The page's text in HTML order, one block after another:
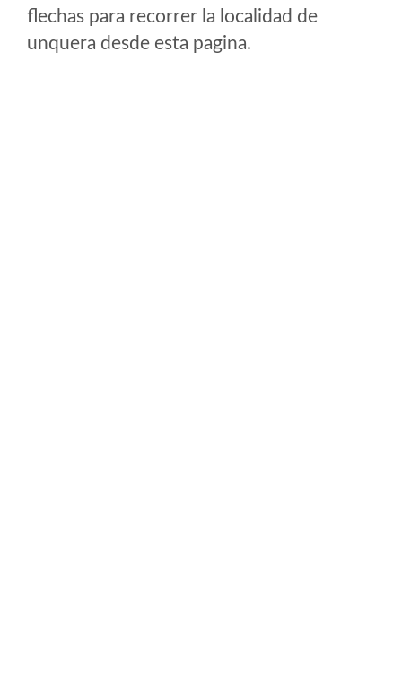
flechas para recorrer la localidad de
unquera desde esta pagina.